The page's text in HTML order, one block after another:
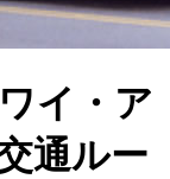
イ・ア
通ルー